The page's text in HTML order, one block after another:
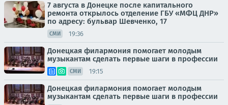
7 августа в Донецке после капитального
ремонта открылось отделение ГБУ «МФЦ ДНР»
по адресу: бульвар Шевченко, 17
СМИ 19:36
Донецкая филармония помогает молодым
музыкантам сделать первые шаги в профессии
СМИ 19:15
Донецкая филармония помогает молодым
музыкантам сделать первые шаги в профессии